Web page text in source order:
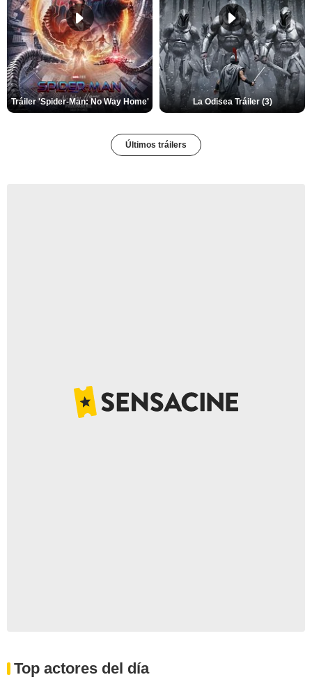
Tráiler 'Spider-Man: No Way Home' La Odisea Tráiler (3)
Últimos tráilers
Top actores del día